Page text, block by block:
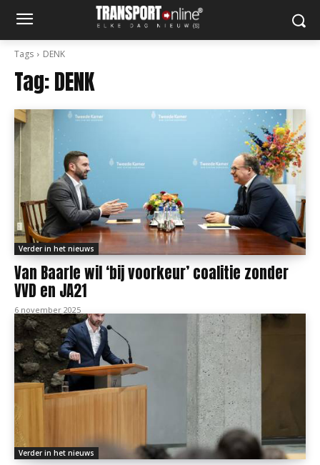
Tags DENK
Tag:DENK
Verder in het nieuws
Van Baarle wil ‘bij voorkeur’ coalitie zonder
VVD en JA21
6 november 2025
Verder in het nieuws